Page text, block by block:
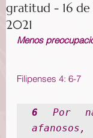
gratitud - 16
2021
Menos
Filipenses 4: 6-7
6 Por